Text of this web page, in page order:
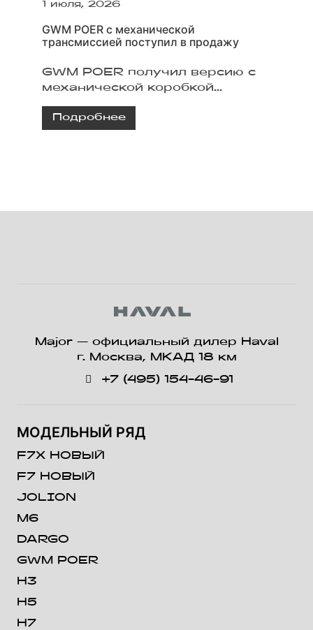
1 июля, 2026
GWM POER с механической
трансмиссией поступил в продажу
GWM POER получил версию с
механической коробкой
полным приводом.
Подробнее
Major — официальный дилер Haval
г. Москва, МКАД 18 км
+7 (495) 154-46-91
МОДЕЛЬНЫЙ РЯД
F7X НОВЫЙ
F7 НОВЫЙ
JOLION
M6
DARGO
GWM POER
H3
H5
H7